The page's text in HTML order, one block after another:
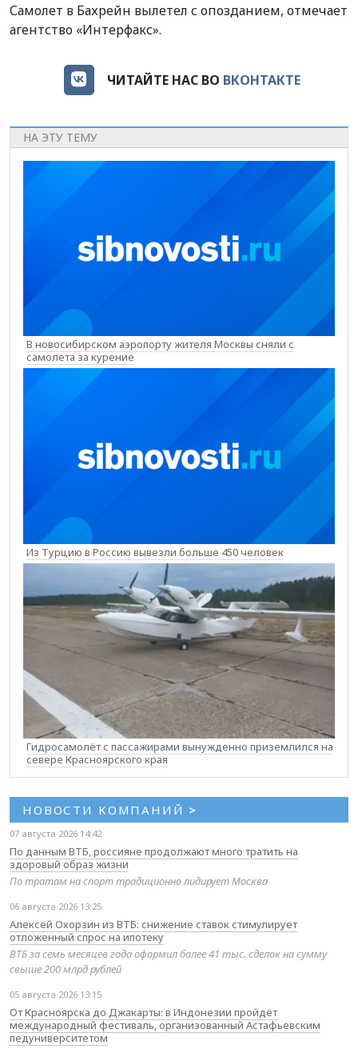
Самолет в Бахрейн вылетел с опозданием, отмечает
агентство «Интерфакс».
ЧИТАЙТЕ НАС ВО ВКОНТАКТЕ
НА ЭТУ ТЕМУ
В новосибирском аэропорту жителя Москвы сняли с
самолета за курение
Из Турцию в Россию вывезли больше 450 человек
Гидросамолёт с пассажирами вынужденно приземлился на
севере Красноярского края
НОВОСТИ КОМПАНИЙ >
07 августа 2026 14:42
По данным ВТБ, россияне продолжают много тратить на
здоровый образ жизни
По тратам на спорт традиционно лидирует Москва
06 августа 2026 13:25
Алексей Охорзин из ВТБ: снижение ставок стимулирует
отложенный спрос на ипотеку
ВТБ за семь месяцев года оформил более 41 тыс. сделок на сумму
свыше 200 млрд рублей
05 августа 2026 13:15
От Красноярска до Джакарты: в Индонезии пройдёт
международный фестиваль, организованный Астафьевским
педуниверситетом